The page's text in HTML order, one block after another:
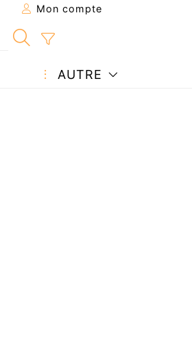
Mon compte
AUTRE
à l'auteur
photo de cette